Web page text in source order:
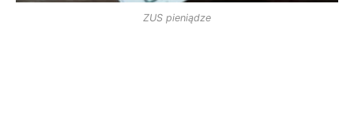
ZUS pieniądze